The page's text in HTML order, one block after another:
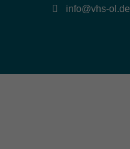
info@vhs-ol.de